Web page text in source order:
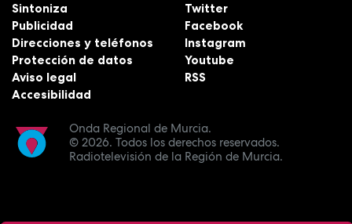
Onda Regional de Murcia.
© 2026. Todos los derechos reservados.
Radiotelevisión de la Región de Murcia.
Sintoniza
Publicidad
Direcciones y teléfonos
Protección de datos
Aviso legal
Accesibilidad
Twitter
Facebook
Instagram
Youtube
RSS